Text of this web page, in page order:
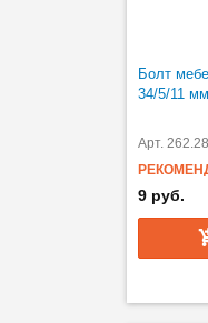
Болт
34/5/11 мм
Арт.
9 руб.